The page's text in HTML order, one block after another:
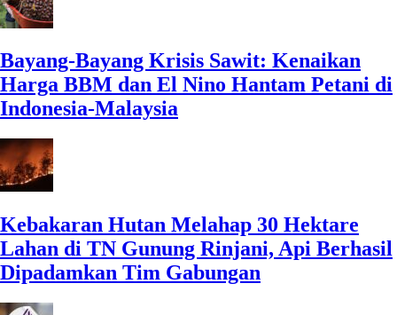
Bayang-Bayang Krisis Sawit: Kenaikan
Harga BBM dan El Nino Hantam Petani di
Indonesia-Malaysia
Kebakaran Hutan Melahap 30 Hektare
Lahan di TN Gunung Rinjani, Api Berhasil
Dipadamkan Tim Gabungan